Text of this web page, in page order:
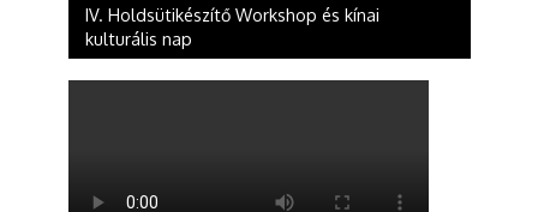
IV. Holdsütikészítő Workshop és kínai
kulturális nap